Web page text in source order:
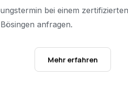
bei einem zertifizierten
Bösingen anfragen.
Mehr erfahren